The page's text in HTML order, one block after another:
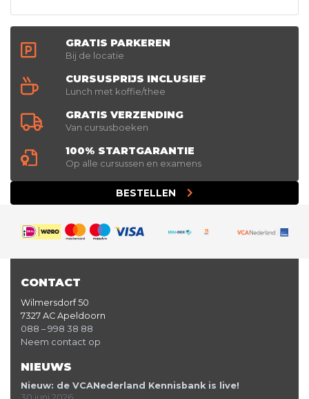
GRATIS PARKEREN
Bij de locatie
CURSUSPRIJS INCLUSIEF
Lunch met koffie/thee
GRATIS VERZENDING
Van cursusboeken
100% STARTGARANTIE
Op alle cursussen en examens
BESTELLEN
CONTACT
Wilmersdorf 50
7327 AC Apeldoorn
088 – 998 38 88
Neem contact op
NIEUWS
Nieuw: de VCANederland Kennisbank is live!